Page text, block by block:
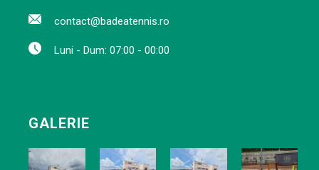
contact@badeatennis.ro
Luni - Dum: 07:00 - 00:00
GALERIE